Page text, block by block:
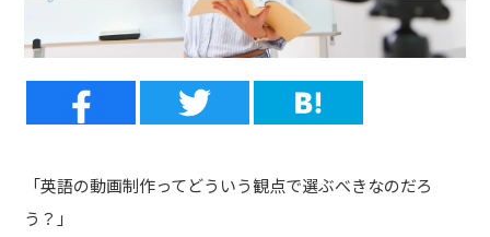
「英語の動画制作ってどういう観点で選ぶべきなのだろ
う？」